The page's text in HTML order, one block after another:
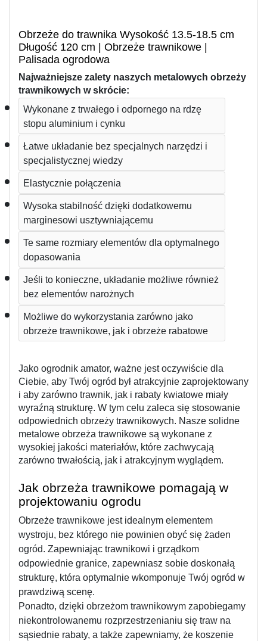
Obrzeże do trawnika Wysokość 13.5-18.5 cm
Długość 120 cm | Obrzeże trawnikowe |
Palisada ogrodowa
Najważniejsze zalety naszych metalowych obrzeży
trawnikowych w skrócie:
Wykonane z trwałego i odpornego na rdzę
stopu aluminium i cynku
Łatwe układanie bez specjalnych narzędzi i
specjalistycznej wiedzy
Elastycznie połączenia
Wysoka stabilność dzięki dodatkowemu
marginesowi usztywniającemu
Te same rozmiary elementów dla optymalnego
dopasowania
Jeśli to konieczne, układanie możliwe również
bez elementów narożnych
Możliwe do wykorzystania zarówno jako
obrzeże trawnikowe, jak i obrzeże rabatowe
Jako ogrodnik amator, ważne jest oczywiście dla
Ciebie, aby Twój ogród był atrakcyjnie zaprojektowany
i aby zarówno trawnik, jak i rabaty kwiatowe miały
wyraźną strukturę. W tym celu zaleca się stosowanie
odpowiednich obrzeży trawnikowych. Nasze solidne
metalowe obrzeża trawnikowe są wykonane z
wysokiej jakości materiałów, które zachwycają
zarówno trwałością, jak i atrakcyjnym wyglądem.
Jak obrzeża trawnikowe pomagają w
projektowaniu ogrodu
Obrzeże trawnikowe jest idealnym elementem
wystroju, bez którego nie powinien obyć się żaden
ogród. Zapewniając trawnikowi i grządkom
odpowiednie granice, zapewniasz sobie doskonałą
strukturę, która optymalnie wkomponuje Twój ogród w
prawdziwą scenę.
Ponadto, dzięki obrzeżom trawnikowym zapobiegamy
niekontrolowanemu rozprzestrzenianiu się traw na
sąsiednie rabaty, a także zapewniamy, że koszenie